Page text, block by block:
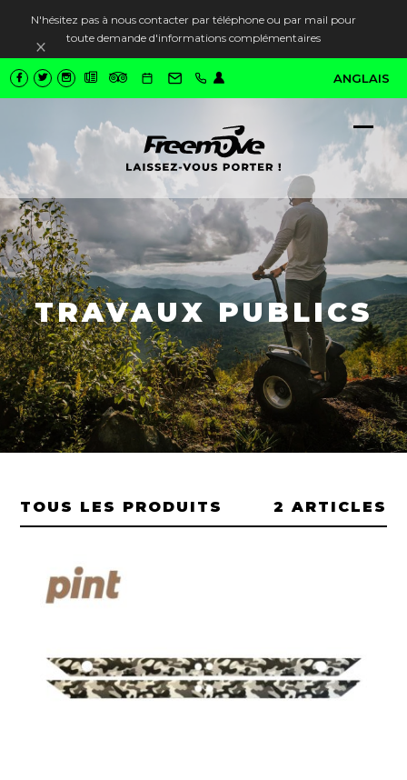
N'hésitez pas à nous contacter par téléphone ou par mail pour
toute demande d'informations complémentaires
Ignorer
ANGLAIS
Close
TRAVAUX PUBLICS
TOUS LES PRODUITS 2 ARTICLES